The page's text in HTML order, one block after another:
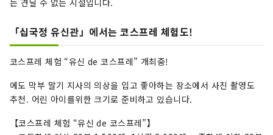
는 견딜 수 없는 시설입니다.
「십국정 유신관」에서는 코스프레 체험도!
코스프레 체험 “유신 de 코스프레” 개최중!
에도 막부 말기 지사의 의상을 입고 좋아하는 장소에서 사진 촬영도
추천. 어린 아이를위한 크기로 준비하고 있습니다.
【코스프레 체험 “유신 de 코스프레”】